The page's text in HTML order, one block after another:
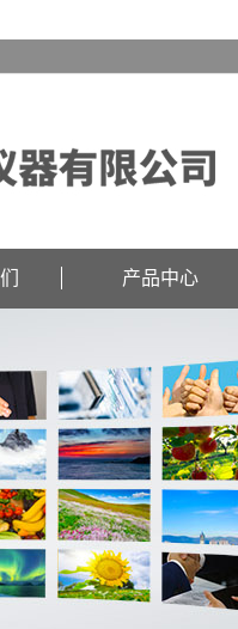
产品中心